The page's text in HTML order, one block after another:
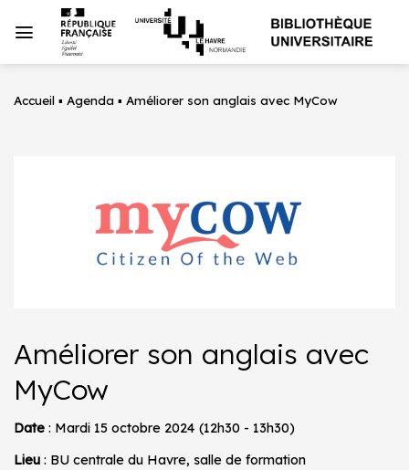
au
Accueil ▪ Agenda ▪ Améliorer son anglais avec MyCow
Améliorer son anglais avec
MyCow
Date : Mardi 15 octobre 2024 (12h30 - 13h30)
Lieu : BU centrale du Havre, salle de formation